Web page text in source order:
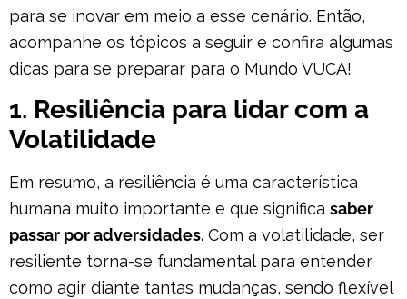
para se inovar em meio a esse cenário. Então,
acompanhe os tópicos a seguir e confira algumas
dicas para se preparar para o Mundo VUCA!
1. Resiliência para lidar com a
Volatilidade
Em resumo, a resiliência é uma característica
humana muito importante e que significa saber
passar por adversidades. Com a volatilidade, ser
resiliente torna-se fundamental para entender
como agir diante tantas mudanças, sendo flexível